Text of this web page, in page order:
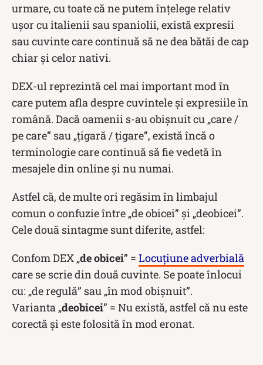
urmare, cu toate că ne putem înțelege relativ
ușor cu italienii sau spaniolii, există expresii
sau cuvinte care continuă să ne dea bătăi de cap
chiar și celor nativi.
DEX-ul reprezintă cel mai important mod în
care putem afla despre cuvintele și expresiile în
română. Dacă oamenii s-au obișnuit cu „care /
pe care” sau „țigară / țigare”, există încă o
terminologie care continuă să fie vedetă în
mesajele din online și nu numai.
Astfel că, de multe ori regăsim în limbajul
comun o confuzie între „de obicei” și „deobicei”.
Cele două sintagme sunt diferite, astfel:
Confom DEX „de obicei” = Locuțiune adverbială
care se scrie din două cuvinte. Se poate înlocui
cu: „de regulă” sau „în mod obișnuit”.
Varianta „deobicei” = Nu există, astfel că nu este
corectă și este folosită în mod eronat.